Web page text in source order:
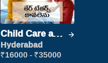
Child Care and
Patient care
Hyderabad
₹16000 - ₹35000